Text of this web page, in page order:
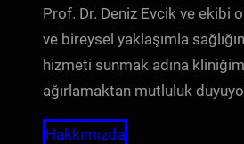
Prof. Dr. Deniz Evcik ve ekibi
ve bireysel yaklaşımla
hizmeti sunmak adına
ağırlamaktan mutluluk
Hakkımızda